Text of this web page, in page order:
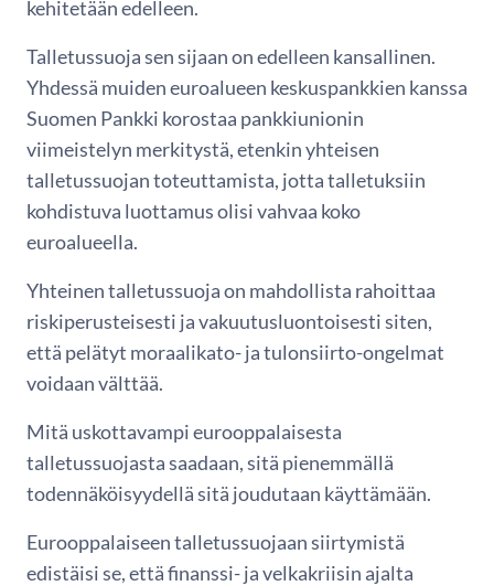
kehitetään edelleen.
Talletussuoja sen sijaan on edelleen kansallinen.
Yhdessä muiden euroalueen keskuspankkien kanssa
Suomen Pankki korostaa pankkiunionin
viimeistelyn merkitystä, etenkin yhteisen
talletussuojan toteuttamista, jotta talletuksiin
kohdistuva luottamus olisi vahvaa koko
euroalueella.
Yhteinen talletussuoja on mahdollista rahoittaa
riskiperusteisesti ja vakuutusluontoisesti siten,
että pelätyt moraalikato- ja tulonsiirto-ongelmat
voidaan välttää.
Mitä uskottavampi eurooppalaisesta
talletussuojasta saadaan, sitä pienemmällä
todennäköisyydellä sitä joudutaan käyttämään.
Eurooppalaiseen talletussuojaan siirtymistä
edistäisi se, että finanssi- ja velkakriisin ajalta